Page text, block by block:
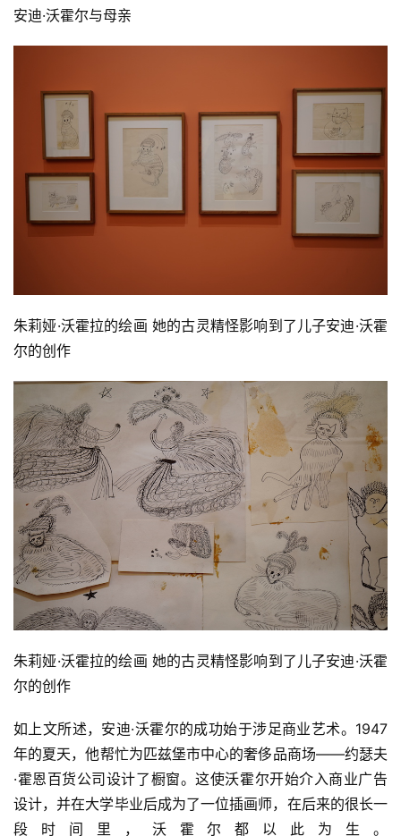
砚
边
图
库
用
錯
體
字
一
百
例
安迪·沃霍尔与母亲
朱莉娅·沃霍拉的绘画 她的古灵精怪影响到了儿子安迪·沃霍
尔的创作
朱莉娅·沃霍拉的绘画 她的古灵精怪影响到了儿子安迪·沃霍
尔的创作
如上文所述，安迪·沃霍尔的成功始于涉足商业艺术。1947
年的夏天，他帮忙为匹兹堡市中心的奢侈品商场——约瑟夫
·霍恩百货公司设计了橱窗。这使沃霍尔开始介入商业广告
设计，并在大学毕业后成为了一位插画师，在后来的很长一
段时间里，沃霍尔都以此为生。